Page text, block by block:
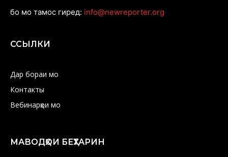
бо мо тамос гиред: info@newreporter.org
ССЫЛКИ
Дар бораи мо
Контакты
Вебинарҳои мо
МАВОДҲОИ БЕҲТАРИН